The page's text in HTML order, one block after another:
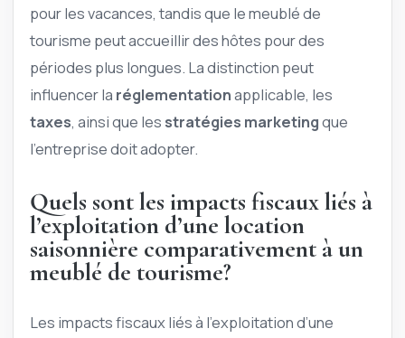
pour les vacances, tandis que le meublé de
tourisme peut accueillir des hôtes pour des
périodes plus longues. La distinction peut
influencer la réglementationapplicable, les
taxes, ainsi que les stratégies marketingque
l’entreprise doit adopter.
Quels sont les impacts fiscaux liés à
l’exploitation d’une location
saisonnière comparativement à un
meublé de tourisme?
Les impacts fiscaux liés à l’exploitation d’une